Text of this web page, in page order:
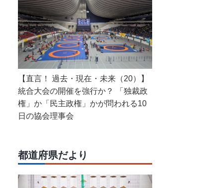
【直言！ 過去・現在・未来（20）】
統合大会の開催を強行か？ 「独裁政
権」か「民主政権」かが問われる10
日の協会理事会
都道府県だより